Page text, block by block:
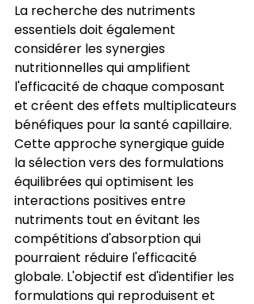
La recherche des nutriments
essentiels doit également
considérer les synergies
nutritionnelles qui amplifient
l'efficacité de chaque composant
et créent des effets multiplicateurs
bénéfiques pour la santé capillaire.
Cette approche synergique guide
la sélection vers des formulations
équilibrées qui optimisent les
interactions positives entre
nutriments tout en évitant les
compétitions d'absorption qui
pourraient réduire l'efficacité
globale. L'objectif est d'identifier les
formulations qui reproduisent et